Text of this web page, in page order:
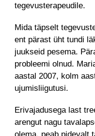
tegevusterapeudile.
Mida täpselt
ent pärast üht tundi
juukseid pesema.
probleemi olnud.
aastal 2007, kolm
ujumisliigutusi.
Erivajadusega last
arengut nagu
olema, peab pidevalt